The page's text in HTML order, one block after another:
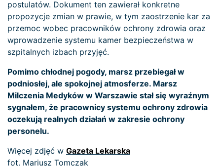
postulatów. Dokument ten zawierał konkretne
propozycje zmian w prawie, w tym zaostrzenie kar za
przemoc wobec pracowników ochrony zdrowia oraz
wprowadzenie systemu kamer bezpieczeństwa w
szpitalnych izbach przyjęć.
Pomimo chłodnej pogody, marsz przebiegał w
podniosłej, ale spokojnej atmosferze. Marsz
Milczenia Medyków w Warszawie stał się wyraźnym
sygnałem, że pracownicy systemu ochrony zdrowia
oczekują realnych działań w zakresie ochrony
personelu.
Więcej zdjęć w Gazeta Lekarska
fot. Mariusz Tomczak